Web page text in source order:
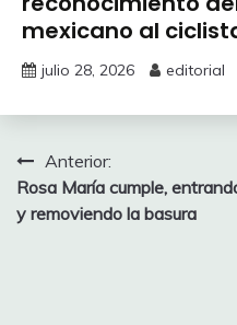
mexicano al
julio 28, 2026 editorial
Navegación
de
Anterior:
Rosa María cumple,
y removiendo la basura